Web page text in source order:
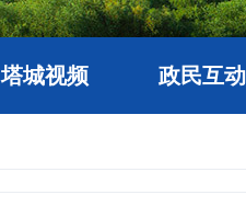
塔城视频 政民互动